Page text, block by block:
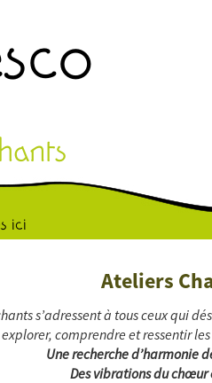
ici
Ateliers
s’adressent à tous ceux qui
explorer, comprendre et ressentir
Une recherche d’harmonie
Des vibrations du chœur